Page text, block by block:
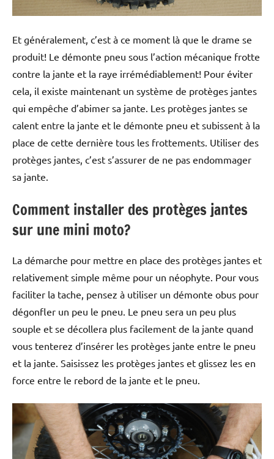
Et généralement, c’est à ce moment là que le drame se
produit! Le démonte pneu sous l’action mécanique frotte
contre la jante et la raye irrémédiablement! Pour éviter
cela, il existe maintenant un système de protèges jantes
qui empêche d’abimer sa jante. Les protèges jantes se
calent entre la jante et le démonte pneu et subissent à la
place de cette dernière tous les frottements. Utiliser des
protèges jantes, c’est s’assurer de ne pas endommager
sa jante.
Comment installer des protèges jantes
sur une mini moto?
La démarche pour mettre en place des protèges jantes et
relativement simple même pour un néophyte. Pour vous
faciliter la tache, pensez à utiliser un démonte obus pour
dégonfler un peu le pneu. Le pneu sera un peu plus
souple et se décollera plus facilement de la jante quand
vous tenterez d’insérer les protèges jante entre le pneu
et la jante. Saisissez les protèges jantes et glissez les en
force entre le rebord de la jante et le pneu.